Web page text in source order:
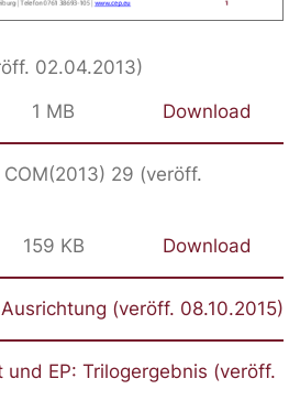
02.04.2013)
1 MB Download
29 (veröff.
159 KB Download
(veröff. 08.10.2015)
und EP: Trilogergebnis (veröff.